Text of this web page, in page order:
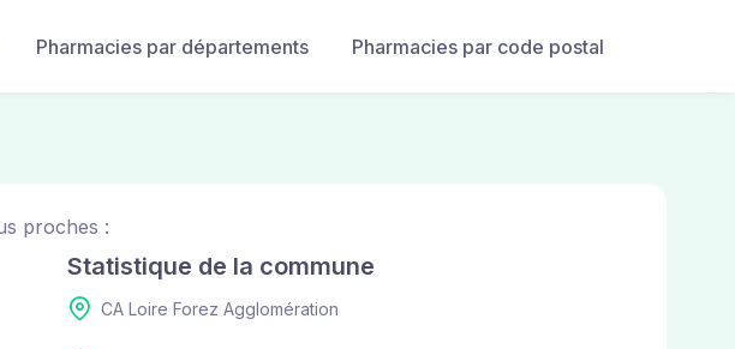
Pharmacies par départements Pharmacies par code postal
proches :
Statistique de la commune
CA Loire Forez Agglomération